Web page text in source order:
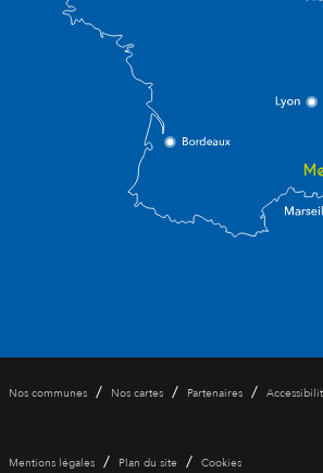
Nos communes / Nos cartes / Partenaires /
Mentions légales / Plan du site / Cookies